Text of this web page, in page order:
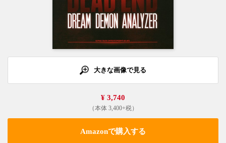
大きな画像で見る
¥ 3,740
（本体 3,400+税）
Amazonで購入する